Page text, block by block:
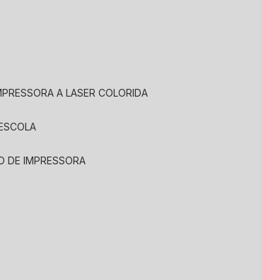
A LASER COLORIDA
DE IMPRESSORA